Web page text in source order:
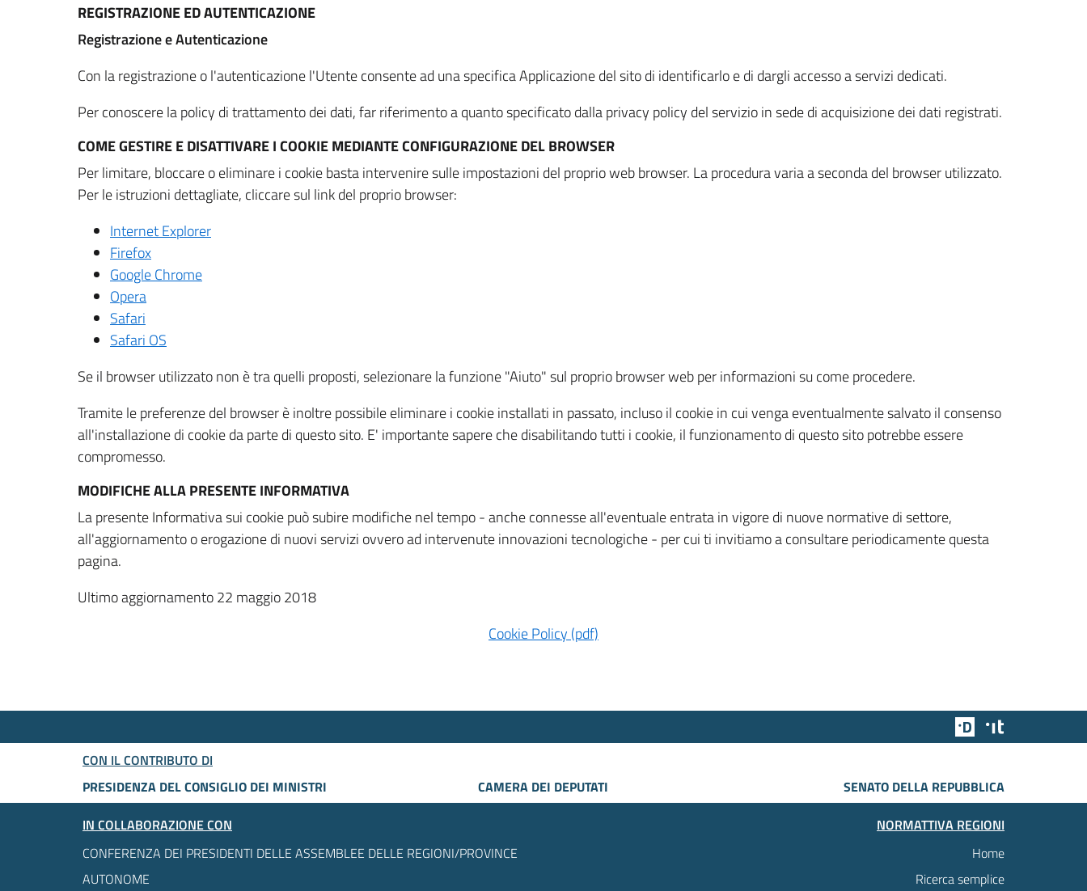
REGISTRAZIONE ED AUTENTICAZIONE
Registrazione e Autenticazione
Con la registrazione o l'autenticazione l'Utente consente ad una specifica Applicazione del sito di identificarlo e di dargli accesso a servizi dedicati.
Per conoscere la policy di trattamento dei dati, far riferimento a quanto specificato dalla privacy policy del servizio in sede di acquisizione dei dati registrati.
COME GESTIRE E DISATTIVARE I COOKIE MEDIANTE CONFIGURAZIONE DEL BROWSER
Per limitare, bloccare o eliminare i cookie basta intervenire sulle impostazioni del proprio web browser. La procedura varia a seconda del browser utilizzato.
Per le istruzioni dettagliate, cliccare sul link del proprio browser:
Internet Explorer
Firefox
Google Chrome
Opera
Safari
Safari OS
Se il browser utilizzato non è tra quelli proposti, selezionare la funzione "Aiuto" sul proprio browser web per informazioni su come procedere.
Tramite le preferenze del browser è inoltre possibile eliminare i cookie installati in passato, incluso il cookie in cui venga eventualmente salvato il consenso
all'installazione di cookie da parte di questo sito. E' importante sapere che disabilitando tutti i cookie, il funzionamento di questo sito potrebbe essere
compromesso.
MODIFICHE ALLA PRESENTE INFORMATIVA
La presente Informativa sui cookie può subire modifiche nel tempo - anche connesse all'eventuale entrata in vigore di nuove normative di settore,
all'aggiornamento o erogazione di nuovi servizi ovvero ad intervenute innovazioni tecnologiche - per cui ti invitiamo a consultare periodicamente questa
pagina.
Ultimo aggiornamento 22 maggio 2018
Cookie Policy (pdf)
Team Digitale
CON IL CONTRIBUTO DI
PRESIDENZA DEL CONSIGLIO DEI MINISTRI
CAMERA DEI DEPUTATI
SENATO DELLA REPUBBLICA
IN COLLABORAZIONE CON
CONFERENZA DEI PRESIDENTI DELLE ASSEMBLEE DELLE REGIONI/PROVINCE
AUTONOME
NORMATTIVA REGIONI
Home
Ricerca semplice